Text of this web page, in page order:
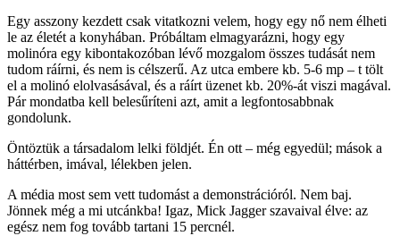
Egy asszony kezdett csak vitatkozni velem, hogy egy nő nem élheti
le az életét a konyhában. Próbáltam elmagyarázni, hogy egy
molinóra egy kibontakozóban lévő mozgalom összes tudását nem
tudom ráírni, és nem is célszerű. Az utca embere kb. 5-6 mp – t tölt
el a molinó elolvasásával, és a ráírt üzenet kb. 20%-át viszi magával.
Pár mondatba kell belesűríteni azt, amit a legfontosabbnak
gondolunk.
Öntöztük a társadalom lelki földjét. Én ott – még egyedül; mások a
háttérben, imával, lélekben jelen.
A média most sem vett tudomást a demonstrációról. Nem baj.
Jönnek még a mi utcánkba! Igaz, Mick Jagger szavaival élve: az
egész nem fog tovább tartani 15 percnél.